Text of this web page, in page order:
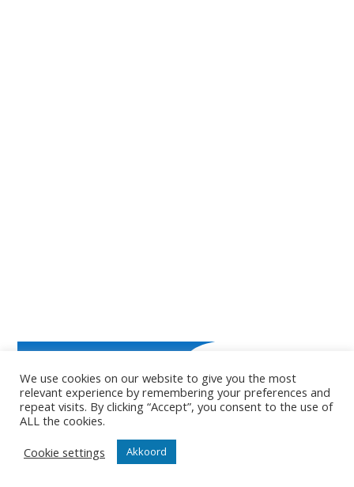
VOLG ONS
HOOFDSPONSORS
We use cookies on our website to give you the most
relevant experience by remembering your preferences and
repeat visits. By clicking “Accept”, you consent to the use of
ALL the cookies.
Cookie settings
Akkoord